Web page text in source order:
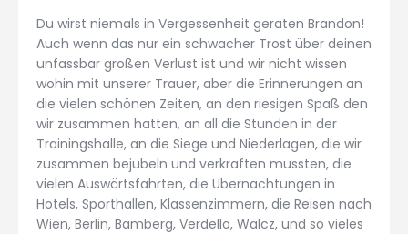
Du wirst niemals in Vergessenheit geraten Brandon!
Auch wenn das nur ein schwacher Trost über deinen
unfassbar großen Verlust ist und wir nicht wissen
wohin mit unserer Trauer, aber die Erinnerungen an
die vielen schönen Zeiten, an den riesigen Spaß den
wir zusammen hatten, an all die Stunden in der
Trainingshalle, an die Siege und Niederlagen, die wir
zusammen bejubeln und verkraften mussten, die
vielen Auswärtsfahrten, die Übernachtungen in
Hotels, Sporthallen, Klassenzimmern, die Reisen nach
Wien, Berlin, Bamberg, Verdello, Walcz, und so vieles